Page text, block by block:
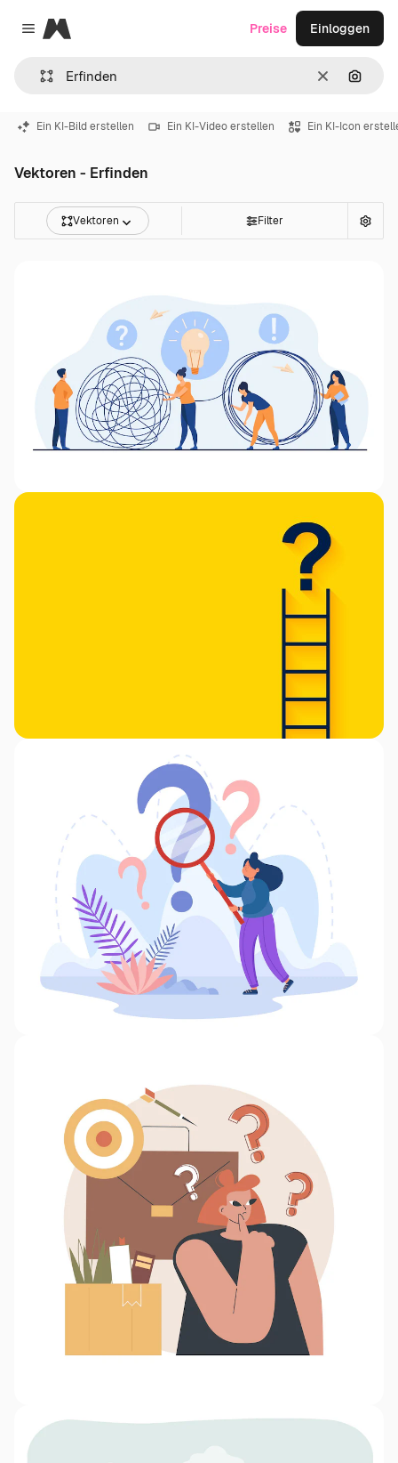
Close menu
Magnific
LöschenNach
Preise Einloggen
Ein KI-Bild erstellen Ein KI-Video erstellen Ein KI-Icon
Vektoren - Erfinden
Vektoren Filter